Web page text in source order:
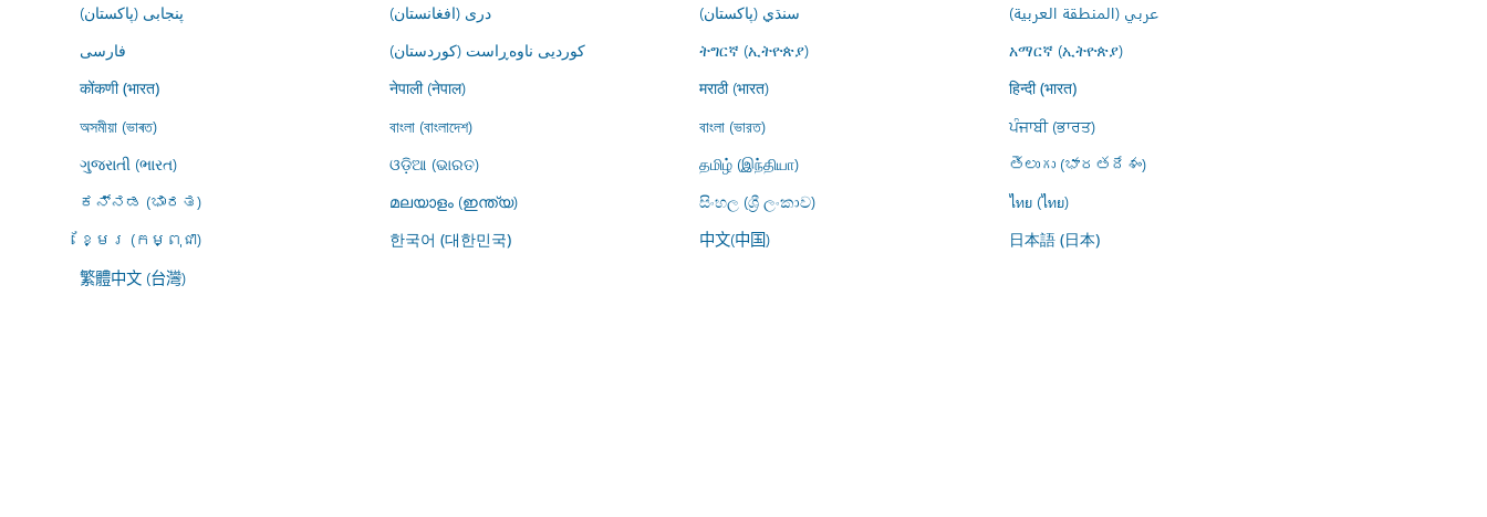
پنجابی (پاکستان)
درى (افغانستان) سنڌي (پاکستان)
عربي (المنطقة العربية)
فارسى
کوردیی ناوەڕاست (کوردستان) ትግርኛ (ኢትዮጵያ) አማርኛ (ኢትዮጵያ)
कोंकणी (भारत) नेपाली (नेपाल) मराठी (भारत) हिन्दी (भारत)
অসমীয়া (ভাৰত) বাংলা (বাংলাদেশ) বাংলা (ভারত)
ਪੰਜਾਬੀ (ਭਾਰਤ)
ગુજરાતી (ભારત)
ଓଡ଼ିଆ (ଭାରତ) தமிழ் (இந்தியா)
తెలుగు (భారతదేశం)
ಕನ್ನಡ (ಭಾರತ)
മലയാളം (ഇന്ത്യ) සිංහල (ශ්‍රී ලංකාව)
ไทย (ไทย)
ខ្មែរ (កម្ពុជា)
한국어 (대한민국) 中文(中国) 日本語 (日本)
繁體中文 (台灣)